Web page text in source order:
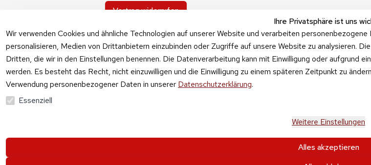
Ihre Privatsphäre ist uns
Wir verwenden Cookies und ähnliche Technologien auf unserer Website und verarbeiten
personalisieren, Medien von Drittanbietern einzubinden oder Zugriffe auf unsere Website zu analysieren.
Dritten, die wir in den Einstellungen benennen. Die Datenverarbeitung kann mit Einwilligung oder
werden. Es besteht das Recht, nicht einzuwilligen und die Einwilligung zu einem späteren Zeitpunkt zu
Verwendung personenbezogener Daten in unserer Datenschutzerklärung.
Essenziell
Weitere Einstellungen
Alles akzeptieren
Vertrag widerrufen